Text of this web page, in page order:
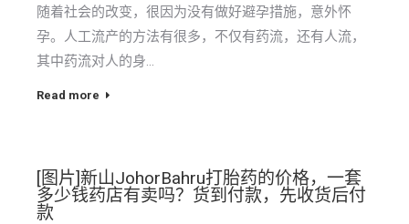
随着社会的改变，很因为没有做好避孕措施，意外怀
孕。人工流产的方法有很多，不仅有药流，还有人流，
其中药流对人的身…
Read more
[图片]新山JohorBahru打胎药的价格，一套
多少钱药店有卖吗？货到付款，先收货后付
款